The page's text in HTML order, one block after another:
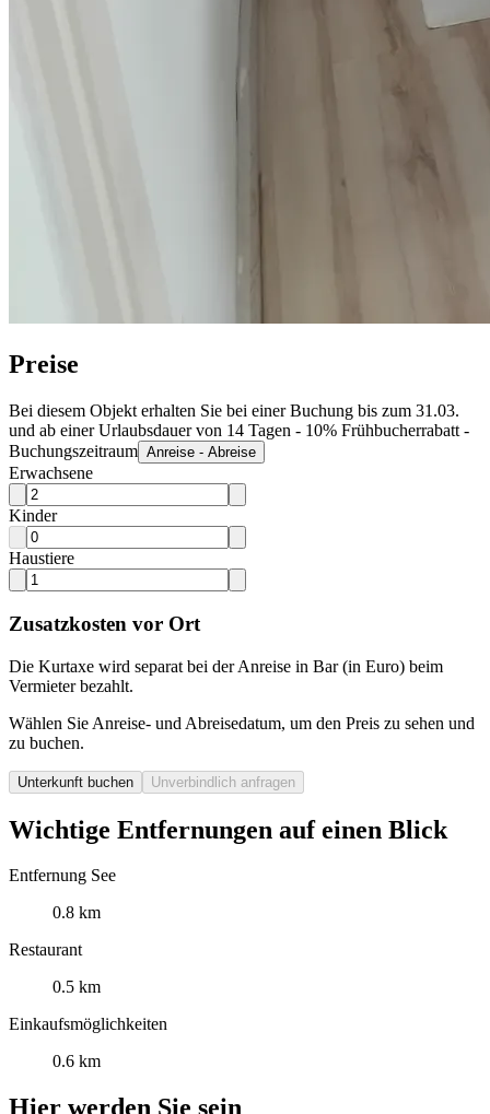
Preise
Bei diesem Objekt erhalten Sie bei einer Buchung bis zum 31.03.
und ab einer Urlaubsdauer von 14 Tagen - 10% Frühbucherrabatt -
Buchungszeitraum Anreise - Abreise
Erwachsene
Kinder
Haustiere
Zusatzkosten vor Ort
Die Kurtaxe wird separat bei der Anreise in Bar (in Euro) beim
Vermieter bezahlt.
Wählen Sie Anreise- und Abreisedatum, um den Preis zu sehen und
zu buchen.
Unterkunft buchen Unverbindlich anfragen
Wichtige Entfernungen auf einen Blick
Entfernung See
0.8 km
Restaurant
0.5 km
Einkaufsmöglichkeiten
0.6 km
Hier werden Sie sein